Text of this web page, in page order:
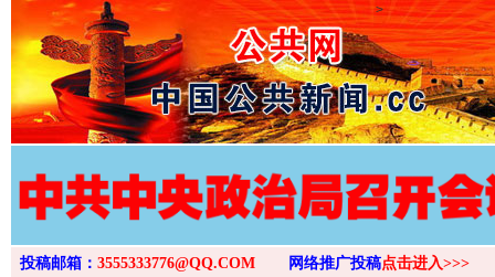
>
投稿邮箱： 3555333776@QQ.COM 网络推广投稿点击进入>>>